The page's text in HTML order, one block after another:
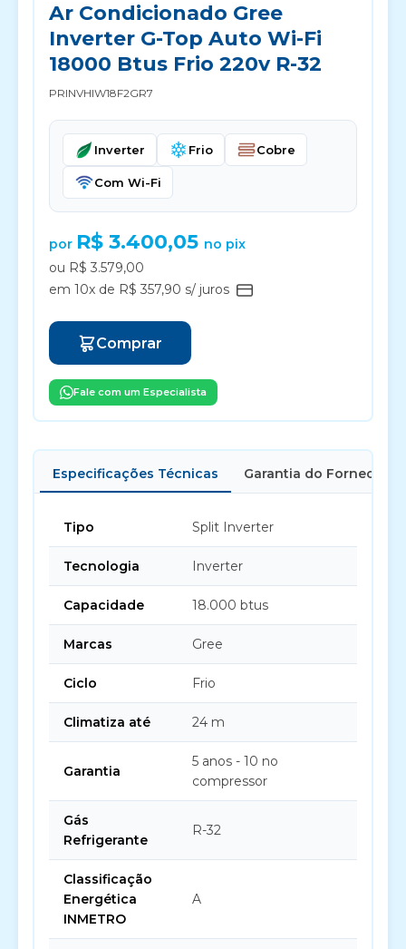
Ar Condicionado Gree
Inverter G-Top Auto Wi-Fi
18000 Btus Frio 220v R-32
PRINVHIW18F2GR7
Inverter Frio Cobre
Com Wi-Fi
por R$ 3.400,05 no pix
ou R$ 3.579,00
em 10x de R$ 357,90 s/ juros
Comprar
Fale com um Especialista
Especificações Técnicas Garantia do Fornecedor
Tipo Split Inverter
Tecnologia Inverter
Capacidade 18.000 btus
Marcas Gree
Ciclo Frio
Climatiza até 24 m
Garantia
5 anos - 10 no
compressor
Gás
Refrigerante
R-32
Classificação
Energética
INMETRO
A